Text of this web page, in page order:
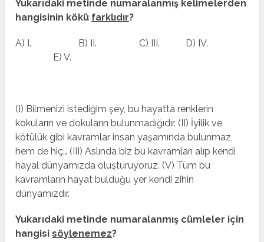
Yukarıdaki metinde numaralanmış kelimelerden
hangisinin kökü farklıdır?
A) I. B) II. C) III. D) IV.
E) V.
(I) Bilmenizi istediğim şey, bu hayatta renklerin
kokuların ve dokuların bulunmadığıdır. (II) İyilik ve
kötülük gibi kavramlar insan yaşamında bulunmaz,
hem de hiç… (III) Aslında biz bu kavramları alıp kendi
hayal dünyamızda oluşturuyoruz. (V) Tüm bu
kavramların hayat bulduğu yer kendi zihin
dünyamızdır.
Yukarıdaki metinde numaralanmış cümleler için
hangisisöylenemez?